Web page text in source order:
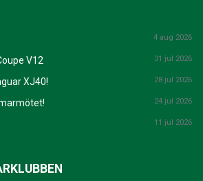
4 aug 2026
V12 31 jul 2026
XJ40! 28 jul 2026
24 jul 2026
11 jul 2026